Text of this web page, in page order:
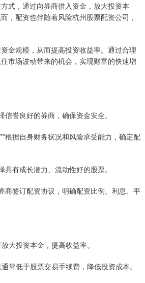
式，通过向券商借入资金，放大投资本
，配资也伴随着风险杭州股票配资公司，
金规模，从而提高投资收益率。通过合理
市场波动带来的机会，实现财富的快速增
信誉良好的券商，确保资金安全。
根据自身财务状况和风险承受能力，确定配
有成长潜力、流动性好的股票。
商签订配资协议，明确配资比例、利息、平
大投资本金，提高收益率。
常低于股票交易手续费，降低投资成本。